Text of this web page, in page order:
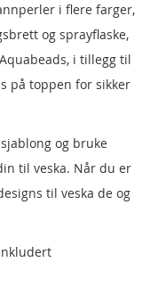
i flere farger,
og sprayflaske,
i tillegg til
på toppen for sikker
og bruke
til veska. Når du er
til veska de og